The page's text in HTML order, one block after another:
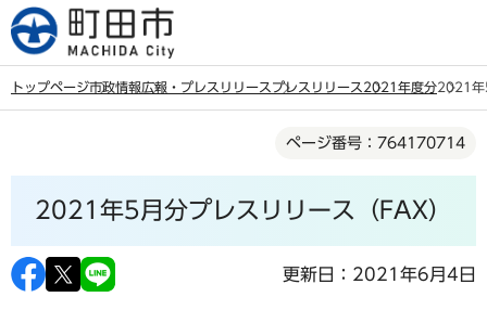
こ
の
す
トップページ市政情報広報・プレスリリース プレスリリース 2021年度分2021年
ら
ページ番号：764170714
2021年5月分プレスリリース（FAX）
更新日：2021年6月4日